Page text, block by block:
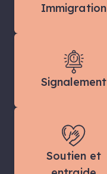
Immigration
Signalement
Soutien et